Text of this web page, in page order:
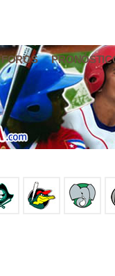
FOROS